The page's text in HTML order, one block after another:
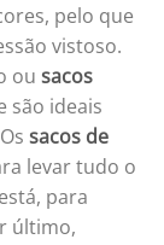
pelo que
vistoso.
ou sacos
são ideais
sacos de
levar tudo o
para
último,